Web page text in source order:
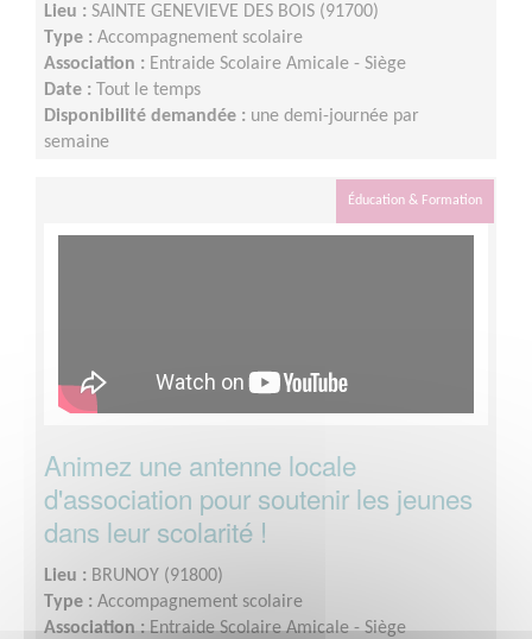
Lieu : SAINTE GENEVIEVE DES BOIS (91700)
Type : Accompagnement scolaire
Association : Entraide Scolaire Amicale - Siège
Date :
Tout le temps
Disponibilité demandée : une demi-journée par
semaine
Éducation & Formation
Animez une antenne locale
d'association pour soutenir les jeunes
dans leur scolarité !
Lieu : BRUNOY (91800)
Type : Accompagnement scolaire
Association :Entraide Scolaire Amicale - Siège